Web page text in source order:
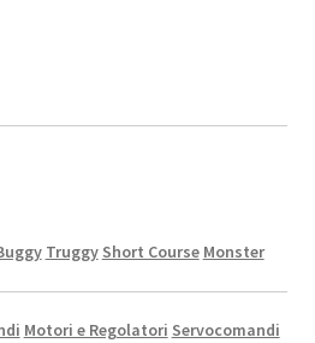
Truggy Short Course Monster
Motori e Regolatori Servocomandi